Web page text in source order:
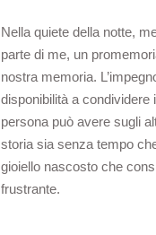
Nella quiete della notte,
parte di me, un
nostra memoria.
disponibilità a condividere
persona può avere sugli
storia sia senza tempo
gioiello nascosto che
frustrante.